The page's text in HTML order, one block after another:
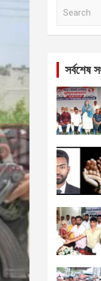
সর্বশেষ